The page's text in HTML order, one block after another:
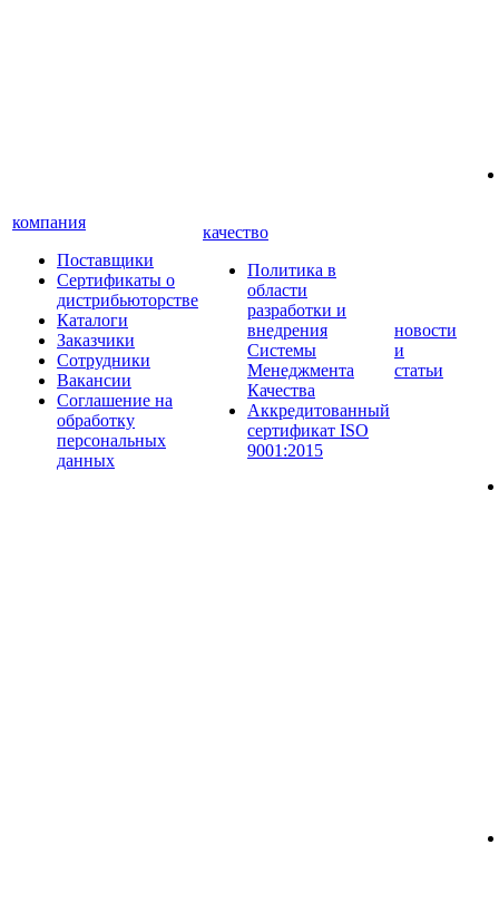
компания
Поставщики
Сертификаты о
дистрибьюторстве
Каталоги
Заказчики
Сотрудники
Вакансии
Соглашение на
обработку
персональных
данных
качество
Политика в
области
разработки и
внедрения
Системы
Менеджмента
Качества
Аккредитованный
сертификат ISO
9001:2015
новости
и
статьи